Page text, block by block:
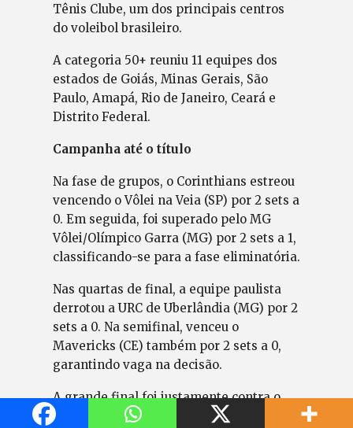
Tênis Clube, um dos principais centros
do voleibol brasileiro.
A categoria 50+ reuniu 11 equipes dos
estados de Goiás, Minas Gerais, São
Paulo, Amapá, Rio de Janeiro, Ceará e
Distrito Federal.
Campanha até o título
Na fase de grupos, o Corinthians estreou
vencendo o Vôlei na Veia (SP) por 2 sets a
0. Em seguida, foi superado pelo MG
Vôlei/Olímpico Garra (MG) por 2 sets a 1,
classificando-se para a fase eliminatória.
Nas quartas de final, a equipe paulista
derrotou a URC de Uberlândia (MG) por 2
sets a 0. Na semifinal, venceu o
Mavericks (CE) também por 2 sets a 0,
garantindo vaga na decisão.
A grande final foi justamente contra o
MG Vôlei/Olímpico Garra, adversário da